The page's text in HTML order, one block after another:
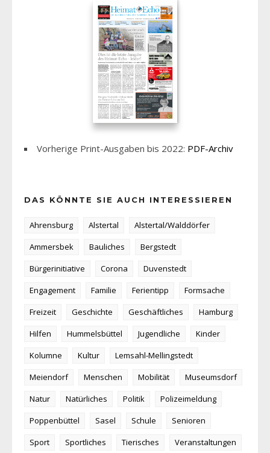
Vorherige Print-Ausgaben bis 2022: PDF-Archiv
DAS KÖNNTE SIE AUCH INTERESSIEREN
Ahrensburg Alstertal
Alstertal/Walddörfer
Ammersbek
Bauliches
Bergstedt
Bürgerinitiative
Corona
Duvenstedt
Engagement
Familie Ferientipp
Formsache
Freizeit
Geschichte Geschäftliches
Hamburg
Hilfen
Hummelsbüttel Jugendliche
Kinder
Kolumne
Kultur
Lemsahl-Mellingstedt
Meiendorf
Menschen Mobilität
Museumsdorf
Natur
Natürliches Politik
Polizeimeldung
Poppenbüttel
Sasel Schule
Senioren
Sport
Sportliches Tierisches
Veranstaltungen